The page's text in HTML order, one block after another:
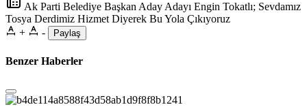
Ak Parti Belediye Başkan Aday Adayı Engin Tokatlı; Sevdamız
Tosya Derdimiz Hizmet Diyerek Bu Yola Çıkıyoruz
+
- Paylaş
Benzer Haberler